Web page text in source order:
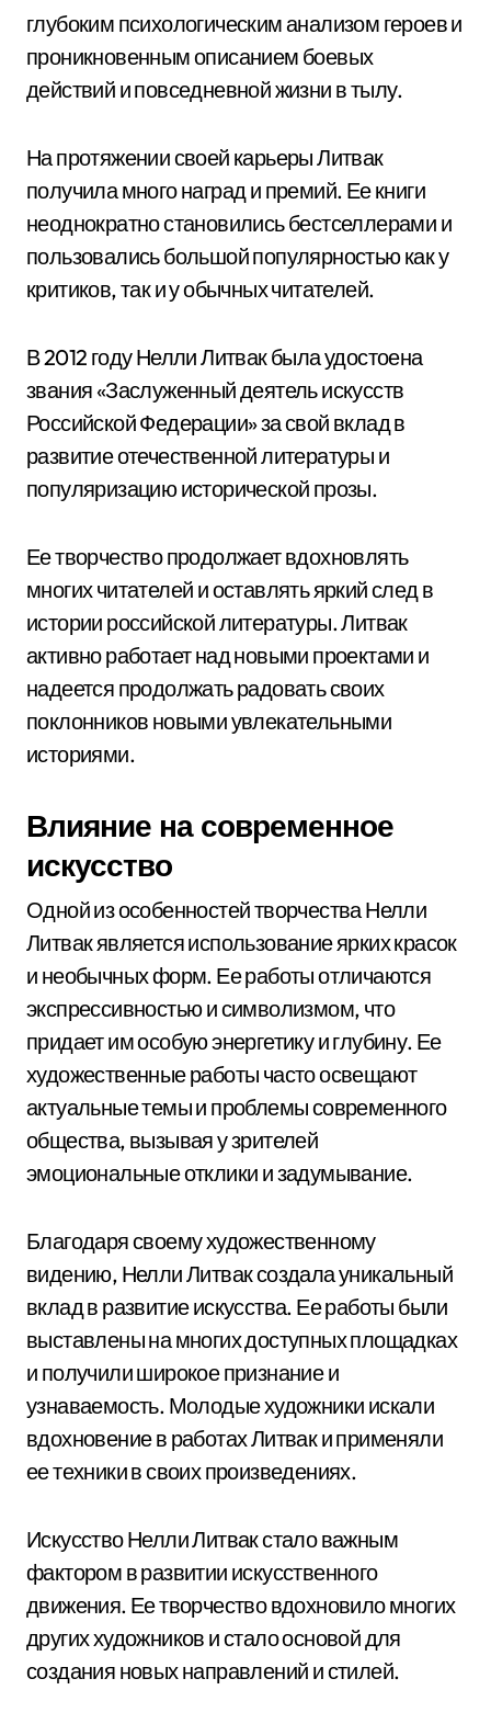
глубоким психологическим анализом героев и
проникновенным описанием боевых
действий и повседневной жизни в тылу.
На протяжении своей карьеры Литвак
получила много наград и премий. Ее книги
неоднократно становились бестселлерами и
пользовались большой популярностью как у
критиков, так и у обычных читателей.
В 2012 году Нелли Литвак была удостоена
звания «Заслуженный деятель искусств
Российской Федерации» за свой вклад в
развитие отечественной литературы и
популяризацию исторической прозы.
Ее творчество продолжает вдохновлять
многих читателей и оставлять яркий след в
истории российской литературы. Литвак
активно работает над новыми проектами и
надеется продолжать радовать своих
поклонников новыми увлекательными
историями.
Влияние на современное
искусство
Одной из особенностей творчества Нелли
Литвак является использование ярких красок
и необычных форм. Ее работы отличаются
экспрессивностью и символизмом, что
придает им особую энергетику и глубину. Ее
художественные работы часто освещают
актуальные темы и проблемы современного
общества, вызывая у зрителей
эмоциональные отклики и задумывание.
Благодаря своему художественному
видению, Нелли Литвак создала уникальный
вклад в развитие искусства. Ее работы были
выставлены на многих доступных площадках
и получили широкое признание и
узнаваемость. Молодые художники искали
вдохновение в работах Литвак и применяли
ее техники в своих произведениях.
Искусство Нелли Литвак стало важным
фактором в развитии искусственного
движения. Ее творчество вдохновило многих
других художников и стало основой для
создания новых направлений и стилей.